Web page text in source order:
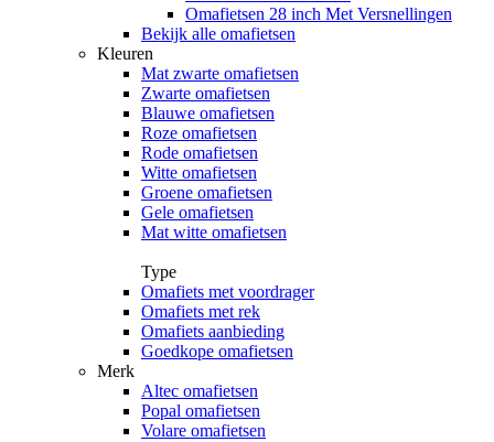
Omafietsen 28 inch Met Versnellingen
Bekijk alle omafietsen
Kleuren
Mat zwarte omafietsen
Zwarte omafietsen
Blauwe omafietsen
Roze omafietsen
Rode omafietsen
Witte omafietsen
Groene omafietsen
Gele omafietsen
Mat witte omafietsen
Type
Omafiets met voordrager
Omafiets met rek
Omafiets aanbieding
Goedkope omafietsen
Merk
Altec omafietsen
Popal omafietsen
Volare omafietsen